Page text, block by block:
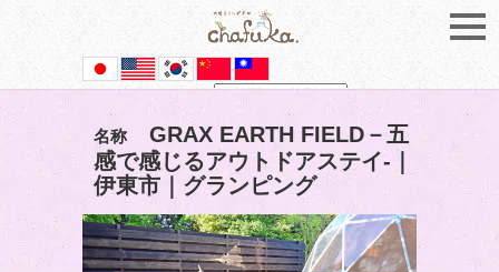
Powered by Translate
名称
GRAX EARTH FIELD－五
感で感じるアウトドアステイ-｜
伊東市｜グランピング